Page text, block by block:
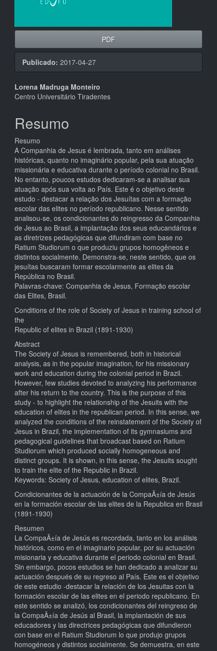
PDF
Publicado: 2017-04-27
Conteúdo
do
artigo
principal
Lorena Madruga Monteiro
Centro Universitário Tiradentes
Resumo
Resumo
A Companhia de Jesus é lembrada, tanto em análises
históricas, quanto no imaginário popular, pela sua atuação
missionária e educativa durante o período colonial no Brasil.
No entanto, poucos estudos dedicaram-se a analisar sua
atuação após sua volta ao País. Este é o objetivo deste
estudo - destacar a relação dos Jesuítas com a formação
escolar das elites no período republicano. Nesse sentido
analisou-se, os condicionantes do reingresso da Companhia
de Jesus ao Brasil, a implantação dos seus educandários e
as diretrizes pedagógicas que difundiram com base no
Ratium Studiorum o que produziu grupos homogêneos e
distintos socialmente. Demonstra-se, neste sentido, que os
jesuítas buscaram formar escolarmente as elites da
República no Brasil.
Palavras-chave: Companhia de Jesus, Formação escolar
das Elites, Brasil.
Conditions of the role of Society of Jesus in training school of
the
Republic of elites in Brazil (1891-1930)
Abstract
The Society of Jesus is remembered, both in historical
analysis, as in the popular imagination, for his missionary
work and education during the colonial period in Brazil.
However, few studies devoted to analyzing his performance
after his return to the country. This is the purpose of this
study - to highlight the relationship of the Jesuits with the
education of elites in the republican period. In this sense, we
analyzed the conditions of the reinstatement of the Society of
Jesus in Brazil, the implementation of its gymnasiums and
pedagogical guidelines that broadcast based on Ratium
Studiorum which produced socially homogeneous and
distinct groups. It is shown, in this sense, the Jesuits sought
to train the elite of the Republic in Brazil.
Keywords: Society of Jesus, education of elites, Brazil.
Condicionantes de la actuación de la CompaÃ±ía de Jesús
en la formación escolar de las elites de la Republica en Brasil
(1891-1930)
Resumen
La CompaÃ±ía de Jesús es recordada, tanto en los análisis
históricos, como en el imaginario popular, por su actuación
misionaria y educativa durante el periodo colonial en Brasil.
Sin embargo, pocos estudios se han dedicado a analizar su
actuación después de su regreso al País. Este es el objetivo
de este estudio -destacar la relación de los Jesuitas con la
formación escolar de las elites en el periodo republicano. En
este sentido se analizó, los condicionantes del reingreso de
la CompaÃ±ía de Jesús al Brasil, la implantación de sus
educadores y las directrices pedagógicas que difundieron
con base en el Ratium Studiorum lo que produjo grupos
homogéneos y distintos socialmente. Se demuestra, en este